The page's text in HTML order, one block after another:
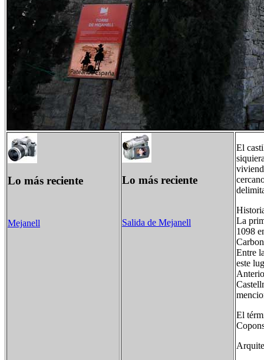
Lo más reciente
Mejanell
Lo más reciente
Salida de Mejanell
El
La
1098
Entre
este
El